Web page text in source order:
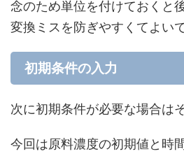
念のため単位を付けておくと
変換ミスを防ぎやすくてよいで
初期条件の入力
次に初期条件が必要な場合は
今回は原料濃度の初期値と時